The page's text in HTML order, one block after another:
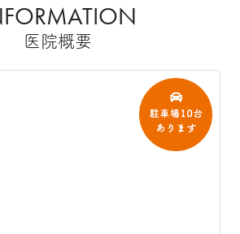
医院概要